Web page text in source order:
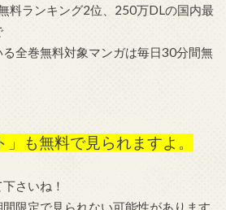
料ランキング2位、250万DLの国内最
全巻無料対象マンガは毎日30分間無
も無料で見られますよ。
さいね！
限定で見られない可能性があります